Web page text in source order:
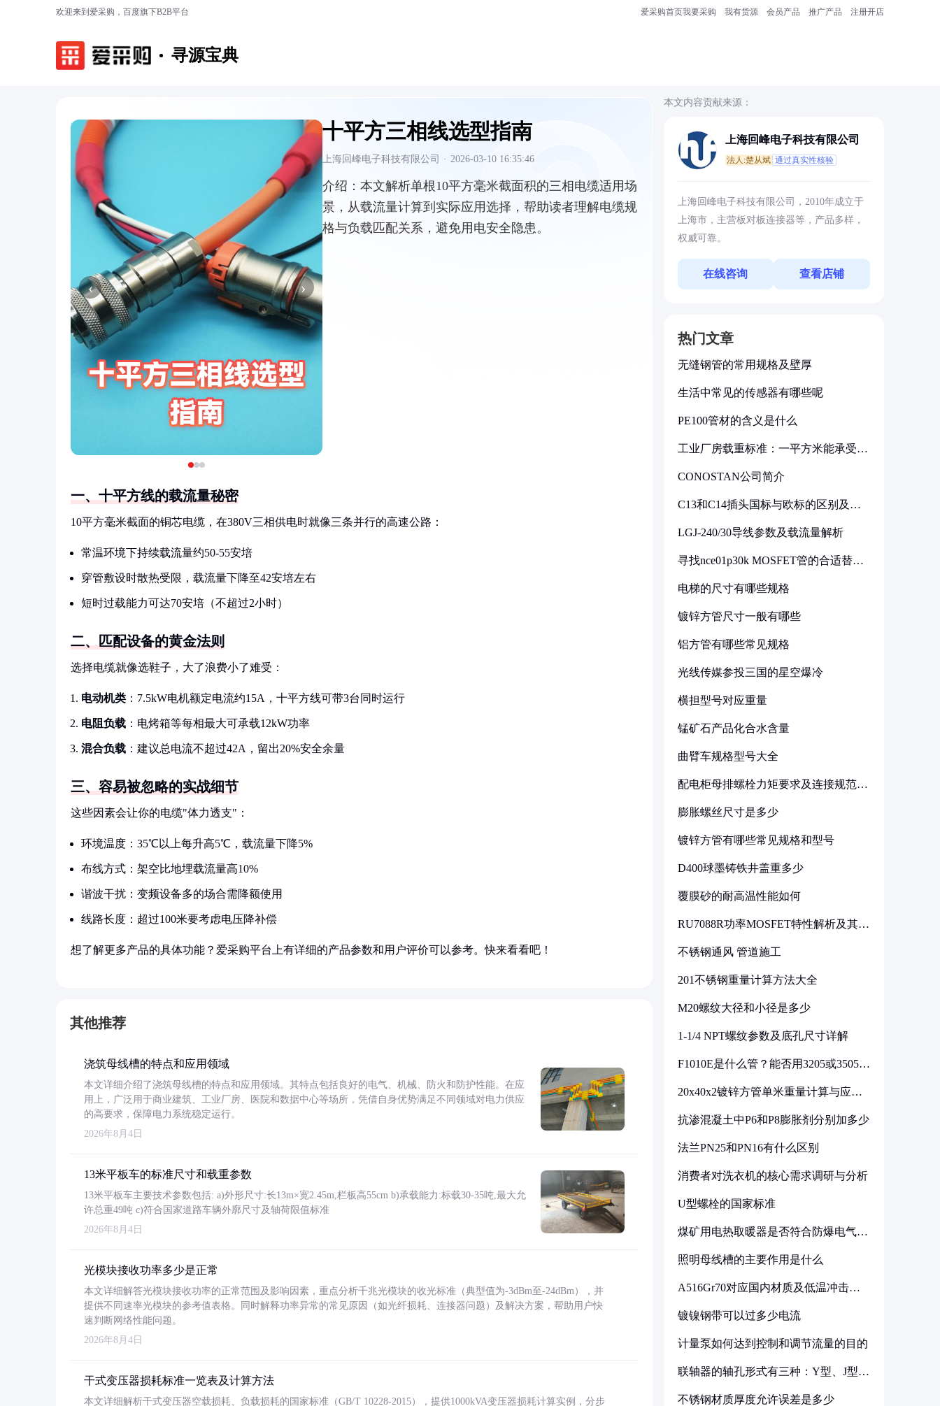
欢迎来到爱采购，百度旗下B2B平台 爱采购首页我要采购 我有货源 会员产品 推广产品 注册开店
寻源宝典
‹ ›
十平方三相线选型指南
上海回峰电子科技有限公司 · 2026-03-10 16:35:46
介绍： 本文解析单根10平方毫米截面积的三相电缆适用场
景，从载流量计算到实际应用选择，帮助读者理解电缆规
格与负载匹配关系，避免用电安全隐患。
一、十平方线的载流量秘密
10平方毫米截面的铜芯电缆，在380V三相供电时就像三条并行的高速公路：
常温环境下持续载流量约50-55安培
穿管敷设时散热受限，载流量下降至42安培左右
短时过载能力可达70安培（不超过2小时）
二、匹配设备的黄金法则
选择电缆就像选鞋子，大了浪费小了难受：
电动机类 ：7.5kW电机额定电流约15A，十平方线可带3台同时运行
电阻负载 ：电烤箱等每相最大可承载12kW功率
混合负载 ：建议总电流不超过42A，留出20%安全余量
三、容易被忽略的实战细节
这些因素会让你的电缆"体力透支"：
环境温度：35℃以上每升高5℃，载流量下降5%
布线方式：架空比地埋载流量高10%
谐波干扰：变频设备多的场合需降额使用
线路长度：超过100米要考虑电压降补偿
想了解更多产品的具体功能？爱采购平台上有详细的产品参数和用户评价可以参考。快来看看吧！
其他推荐
浇筑母线槽的特点和应用领域
本文详细介绍了浇筑母线槽的特点和应用领域。其特点包括良好的电气、机械、防火和防护性能。在应
用上，广泛用于商业建筑、工业厂房、医院和数据中心等场所，凭借自身优势满足不同领域对电力供应
的高要求，保障电力系统稳定运行。
2026年8月4日
13米平板车的标准尺寸和载重参数
13米平板车主要技术参数包括: a)外形尺寸:长13m×宽2.45m,栏板高55cm b)承载能力:标载30-35吨,最大允
许总重49吨 c)符合国家道路车辆外廓尺寸及轴荷限值标准
2026年8月4日
光模块接收功率多少是正常
本文详细解答光模块接收功率的正常范围及影响因素，重点分析千兆光模块的收光标准（典型值为-3dBm至-24dBm），并
提供不同速率光模块的参考值表格。同时解释功率异常的常见原因（如光纤损耗、连接器问题）及解决方案，帮助用户快
速判断网络性能问题。
2026年8月4日
干式变压器损耗标准一览表及计算方法
本文详细解析干式变压器空载损耗、负载损耗的国家标准（GB/T 10228-2015），提供1000kVA变压器损耗计算实例，分步
本文内容贡献来源：
上海回峰电子科技有限公司
法人:楚从斌 通过真实性核验
上海回峰电子科技有限公司，2010年成立于
上海市，主营板对板连接器等，产品多样，
权威可靠。
在线咨询 查看店铺
热门文章
无缝钢管的常用规格及壁厚
生活中常见的传感器有哪些呢
PE100管材的含义是什么
工业厂房载重标准：一平方米能承受多
CONOSTAN公司简介
C13和C14插头国标与欧标的区别及其
LGJ-240/30导线参数及载流量解析
寻找nce01p30k MOSFET管的合适替代
电梯的尺寸有哪些规格
镀锌方管尺寸一般有哪些
铝方管有哪些常见规格
光线传媒参投三国的星空爆冷
横担型号对应重量
锰矿石产品化合水含量
曲臂车规格型号大全
配电柜母排螺栓力矩要求及连接规范详
膨胀螺丝尺寸是多少
镀锌方管有哪些常见规格和型号
D400球墨铸铁井盖重多少
覆膜砂的耐高温性能如何
RU7088R功率MOSFET特性解析及其在
不锈钢通风 管道施工
201不锈钢重量计算方法大全
M20螺纹大径和小径是多少
1-1/4 NPT螺纹参数及底孔尺寸详解
F1010E是什么管？能否用3205或3505代
20x40x2镀锌方管单米重量计算与应用
抗渗混凝土中P6和P8膨胀剂分别加多少
法兰PN25和PN16有什么区别
消费者对洗衣机的核心需求调研与分析
U型螺栓的国家标准
煤矿用电热取暖器是否符合防爆电气设
照明母线槽的主要作用是什么
A516Gr70对应国内材质及低温冲击要
镀镍钢带可以过多少电流
计量泵如何达到控制和调节流量的目的
联轴器的轴孔形式有三种：Y型、J型、
不锈钢材质厚度允许误差是多少